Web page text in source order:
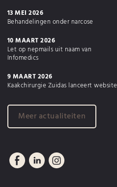
13 MEI 2026
Behandelingen onder narcose
10 MAART 2026
Let op nepmails uit naam van
Infomedics
9 MAART 2026
Kaakchirurgie Zuidas lanceert website
Meer actualiteiten